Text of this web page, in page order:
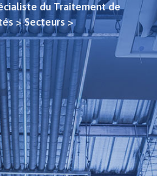
du Traitement de
>Secteurs >